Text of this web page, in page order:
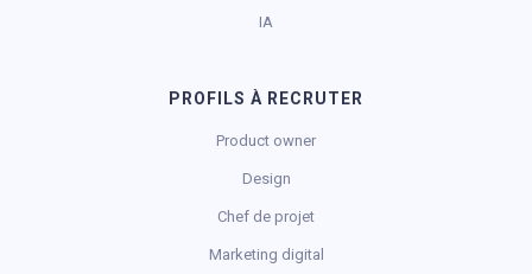
IA
PROFILS À RECRUTER
Product owner
Design
Chef de projet
Marketing digital